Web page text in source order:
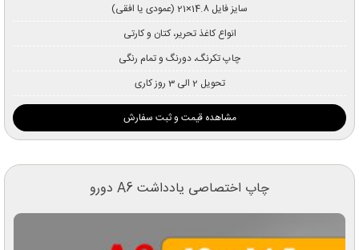
سایز فایل 14.8×21 (عمودی یا افقی)
انواع کاغذ تحریر، کتان و کارتی
چاپ تکرنگ، دورنگ و تمام رنگی
تحویل 2 الی 3 روز کاری
مشاهده قیمت و ثبت سفارش
چاپ اختصاصی یادداشت A6 دورو